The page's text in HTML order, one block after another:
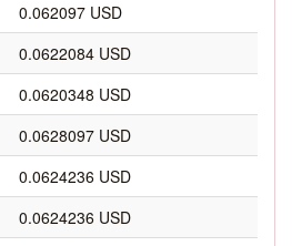
0.062097 USD
0.0622084 USD
0.0620348 USD
0.0628097 USD
0.0624236 USD
0.0624236 USD